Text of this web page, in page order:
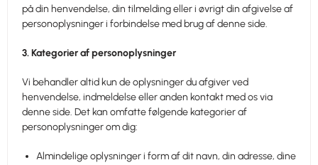
på din henvendelse, din tilmelding eller i øvrigt din afgivelse af
personoplysninger i forbindelse med brug af denne side.
3. Kategorier af personoplysninger
Vi behandler altid kun de oplysninger du afgiver ved
henvendelse, indmeldelse eller anden kontakt med os via
denne side. Det kan omfatte følgende kategorier af
personoplysninger om dig:
Almindelige oplysninger i form af dit navn, din adresse, dine